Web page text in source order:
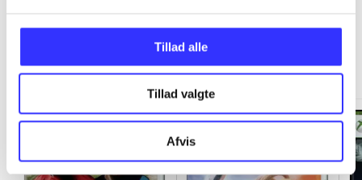
Tillad alle
Tillad valgte
Afvis
Minder om